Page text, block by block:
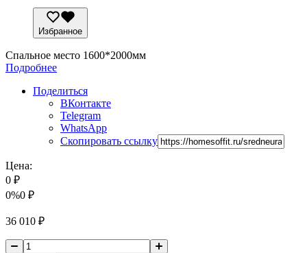
Избранное
Спальное место 1600*2000мм
Подробнее
Поделиться
ВКонтакте
Telegram
WhatsApp
Скопировать ссылку
Цена:
0 ₽
0%0 ₽
36 010 ₽